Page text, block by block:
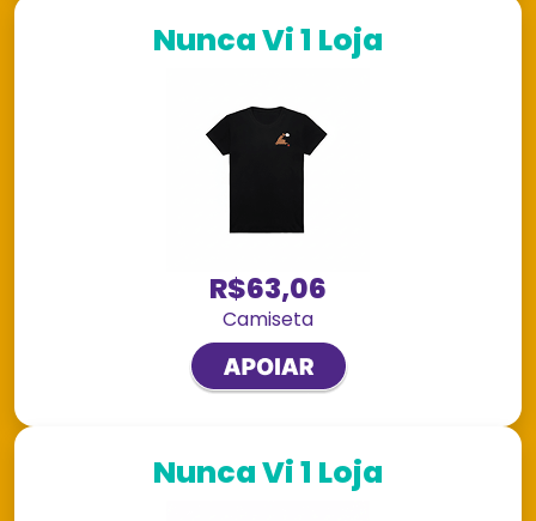
Nunca Vi 1 Loja
R$63,06
Camiseta
Nunca Vi 1 Loja